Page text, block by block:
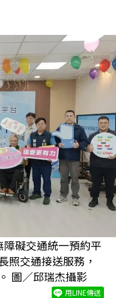
礙交通統一預約平
照交通接送服務，
圖／邱瑞杰攝影
用LINE傳送